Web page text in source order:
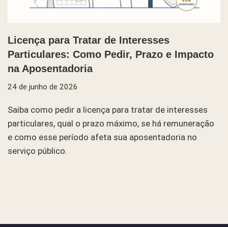
Licença para Tratar de Interesses
Particulares: Como Pedir, Prazo e Impacto
na Aposentadoria
24 de junho de 2026
Saiba como pedir a licença para tratar de interesses
particulares, qual o prazo máximo, se há remuneração
e como esse período afeta sua aposentadoria no
serviço público.